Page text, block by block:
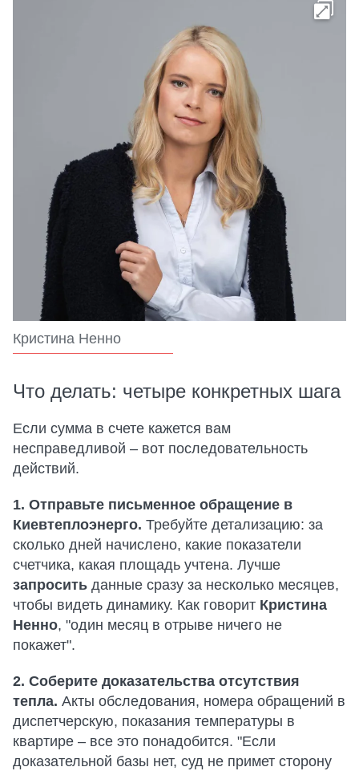
Кристина Ненно
Что делать: четыре конкретных шага
Если сумма в счете кажется вам
несправедливой – вот последовательность
действий.
1. Отправьте письменное обращение в
Киевтеплоэнерго. Требуйте детализацию: за
сколько дней начислено, какие показатели
счетчика, какая площадь учтена. Лучше
запросить данные сразу за несколько месяцев,
чтобы видеть динамику. Как говорит Кристина
Ненно, "один месяц в отрыве ничего не
покажет".
2. Соберите доказательства отсутствия
тепла. Акты обследования, номера обращений в
диспетчерскую, показания температуры в
квартире – все это понадобится. "Если
доказательной базы нет, суд не примет сторону